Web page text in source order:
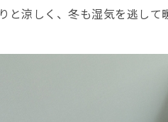
りと涼しく、冬も湿気を逃して